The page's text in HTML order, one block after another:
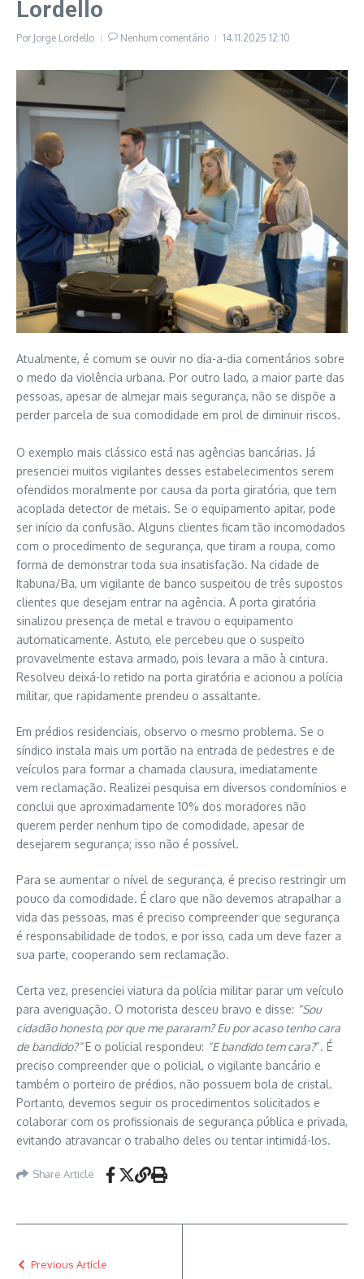
Lordello
Por Jorge Lordello Nenhum comentário 14.11.2025 12:10
Atualmente, é comum se ouvir no dia-a-dia comentários sobre
o medo da violência urbana. Por outro lado, a maior parte das
pessoas, apesar de almejar mais segurança, não se dispõe a
perder parcela de sua comodidade em prol de diminuir riscos.
O exemplo mais clássico está nas agências bancárias. Já
presenciei muitos vigilantes desses estabelecimentos serem
ofendidos moralmente por causa da porta giratória, que tem
acoplada detector de metais. Se o equipamento apitar, pode
ser início da confusão. Alguns clientes ficam tão incomodados
com o procedimento de segurança, que tiram a roupa, como
forma de demonstrar toda sua insatisfação. Na cidade de
Itabuna/Ba, um vigilante de banco suspeitou de três supostos
clientes que desejam entrar na agência. A porta giratória
sinalizou presença de metal e travou o equipamento
automaticamente. Astuto, ele percebeu que o suspeito
provavelmente estava armado, pois levara a mão à cintura.
Resolveu deixá-lo retido na porta giratória e acionou a polícia
militar, que rapidamente prendeu o assaltante.
Em prédios residenciais, observo o mesmo problema. Se o
síndico instala mais um portão na entrada de pedestres e de
veículos para formar a chamada clausura, imediatamente
vem reclamação. Realizei pesquisa em diversos condomínios e
conclui que aproximadamente 10% dos moradores não
querem perder nenhum tipo de comodidade, apesar de
desejarem segurança; isso não é possível.
Para se aumentar o nível de segurança, é preciso restringir um
pouco da comodidade. É claro que não devemos atrapalhar a
vida das pessoas, mas é preciso compreender que segurança
é responsabilidade de todos, e por isso, cada um deve fazer a
sua parte, cooperando sem reclamação.
Certa vez, presenciei viatura da polícia militar parar um veículo
para averiguação. O motorista desceu bravo e disse: “Sou
cidadão honesto, por que me pararam? Eu por acaso tenho cara
de bandido?”E o policial respondeu: “E bandido tem cara?“. É
preciso compreender que o policial, o vigilante bancário e
também o porteiro de prédios, não possuem bola de cristal.
Portanto, devemos seguir os procedimentos solicitados e
colaborar com os profissionais de segurança pública e privada,
evitando atravancar o trabalho deles ou tentar intimidá-los.
Share Article
Previous Article